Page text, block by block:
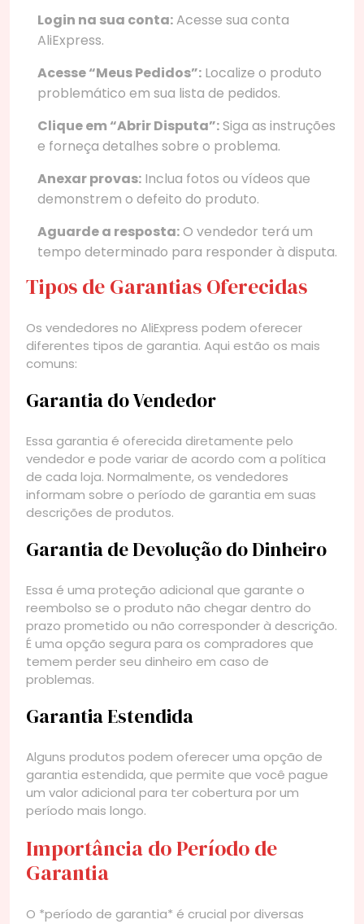
Login na sua conta:Acesse sua conta
AliExpress.
Acesse “Meus Pedidos”: Localize o produto
problemático em sua lista de pedidos.
Clique em “Abrir Disputa”:Siga as instruções
e forneça detalhes sobre o problema.
Anexar provas: Inclua fotos ou vídeos que
demonstrem o defeito do produto.
Aguarde a resposta:O vendedor terá um
tempo determinado para responder à disputa.
Tipos de Garantias Oferecidas
Os vendedores no AliExpress podem oferecer
diferentes tipos de garantia. Aqui estão os mais
comuns:
Garantia do Vendedor
Essa garantia é oferecida diretamente pelo
vendedor e pode variar de acordo com a política
de cada loja. Normalmente, os vendedores
informam sobre o período de garantia em suas
descrições de produtos.
Garantia de Devolução do Dinheiro
Essa é uma proteção adicional que garante o
reembolso se o produto não chegar dentro do
prazo prometido ou não corresponder à descrição.
É uma opção segura para os compradores que
temem perder seu dinheiro em caso de
problemas.
Garantia Estendida
Alguns produtos podem oferecer uma opção de
garantia estendida, que permite que você pague
um valor adicional para ter cobertura por um
período mais longo.
Importância do Período de
Garantia
O *período de garantia* é crucial por diversas